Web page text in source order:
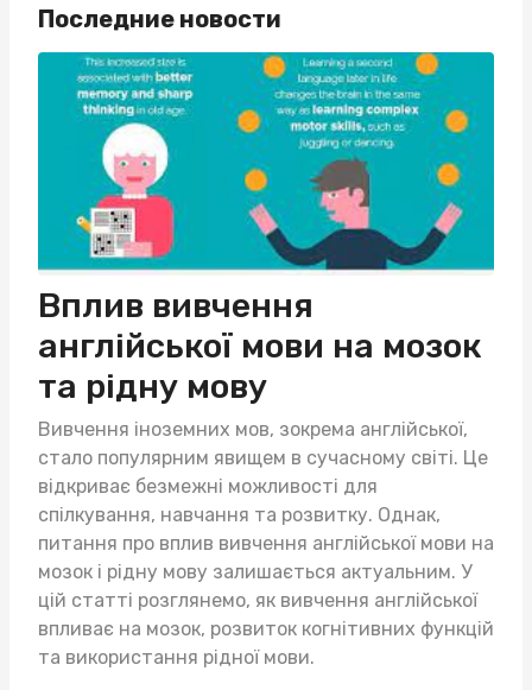
Последние новости
Вплив вивчення
англійської мови на мозок
та рідну мову
Вивчення іноземних мов, зокрема англійської,
стало популярним явищем в сучасному світі. Це
відкриває безмежні можливості для
спілкування, навчання та розвитку. Однак,
питання про вплив вивчення англійської мови на
мозок і рідну мову залишається актуальним. У
цій статті розглянемо, як вивчення англійської
впливає на мозок, розвиток когнітивних функцій
та використання рідної мови.